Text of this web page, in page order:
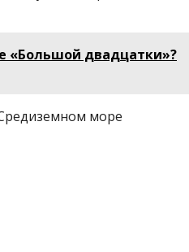
«Большой двадцатки»?
море